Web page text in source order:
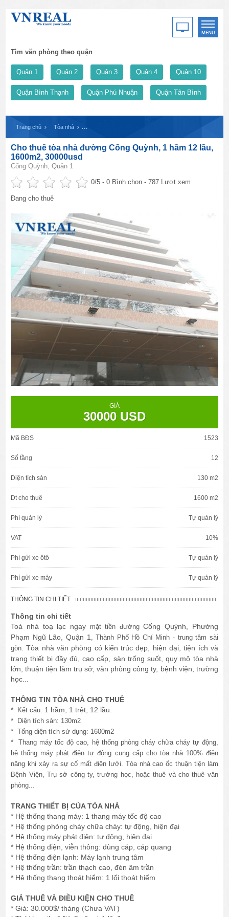
Tìm văn phòng theo quận
Quận 1 Quận 2 Quận 3 Quận 4 Quận 10
Quận Bình Thạnh Quận Phú Nhuận Quận Tân Bình
Trang chủ Tòa nhà
Cho thuê tòa nhà đường Cống Quỳnh, 1 hầm 12 lầu,
1600m2, 30000usd
Cống Quỳnh, Quận 1
0/5 -0 Bình chọn - 787 Lượt xem
Đang cho thuê
GIÁ
30000 USD
Mã BĐS 1523
Số tầng 12
Diện tích sàn 130 m2
Dt cho thuê 1600 m2
Phí quản lý Tự quản lý
VAT 10%
Phí gửi xe ôtô Tự quản lý
Phí gửi xe máy Tự quản lý
THÔNG TIN CHI TIẾT
Thông tin chi tiết
Toà nhà toạ lạc ngay mặt tiền đườngCống Quỳnh, Phường
Phạm Ngũ Lão, Quận 1, Thành Phố Hồ Chí Minh - trung tâm sài
gòn. Tòa nhà văn phòng có kiến trúc đẹp, hiện đại, tiện ích và
trang thiết bị đầy đủ, cao cấp, sàn trống suốt, quy mô tòa nhà
lớn, thuận tiện làm trụ sở, văn phòng công ty, bệnh viện, trường
học...
THÔNG TIN TÒA NHÀ CHO THUÊ
*
Kết cấu: 1 hầm, 1 trệt, 12 lầu.
*
Diện tích sàn: 130m2
*Tổng diện tích sử dụng: 1600m2
*Thang máy tốc độ cao, hệ thống phòng cháy chữa cháy tự động,
hệ thống máy phát điện tự động cung cấp cho tòa nhà 100% điện
năng khi xảy ra sự cố mất điện lưới. Tòa nhà cao ốc thuận tiện làm
Bệnh Viện, Trụ sở công ty, trường học, hoặc thuê và cho thuê văn
phòng...
TRANG THIẾT BỊ CỦA TÒA NHÀ
* Hệ thống thang máy: 1 thang máy tốc độ cao
* Hệ thống phòng cháy chữa cháy: tự động, hiện đại
* Hệ thống máy phát điện: tự động, hiện đại
* Hệ thống điện, viễn thông: dùng cáp, cáp quang
* Hệ thống điện lạnh: Máy lạnh trung tâm
* Hệ thống trần: trần thạch cao, đèn âm trần
* Hệ thống thang thoát hiểm: 1 lối thoát hiểm
GIÁ THUÊ VÀ ĐIỀU KIỆN CHO THUÊ
* Giá: 30.000$/ tháng (Chưa VAT)